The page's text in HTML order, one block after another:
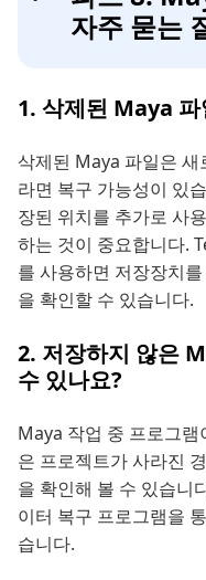
자주 묻는
1. 삭제된 Maya
삭제된 Maya 파일은
라면 복구 가능성이 있
장된 위치를 추가로 사
하는 것이 중요합니다.
를 사용하면 저장장치
을 확인할 수 있습니다.
2. 저장하지 않은
수 있나요?
Maya 작업 중 프로그
은 프로젝트가 사라진
을 확인해 볼 수 있습니
이터 복구 프로그램을
습니다.